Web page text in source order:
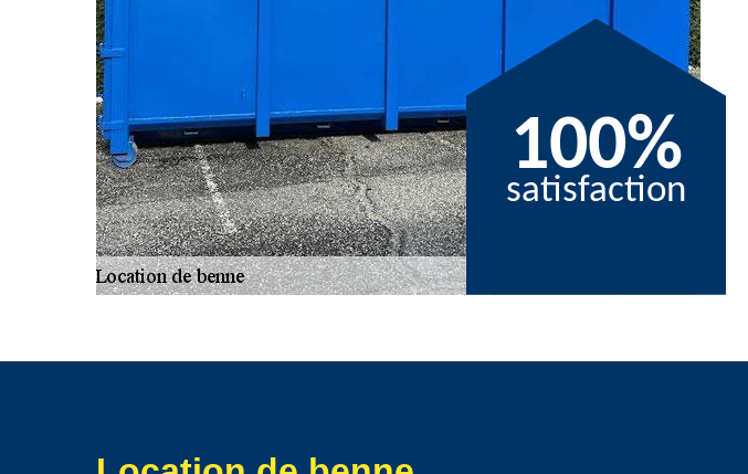
100%
satisfaction
vous aurez les bennes qu’il vous faut. Nous vous livrons les bennes commandées dans un délai